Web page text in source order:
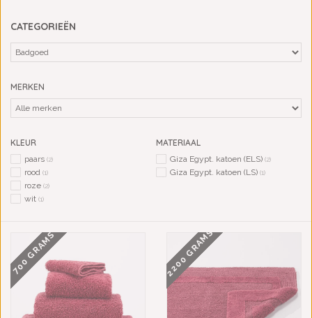
CATEGORIEËN
MERKEN
KLEUR
paars (2)
rood (1)
roze (2)
wit (1)
MATERIAAL
Giza Egypt. katoen (ELS) (2)
Giza Egypt. katoen (LS) (1)
700 GRAMS 2200 GRAMS